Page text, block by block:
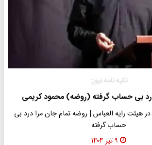
تکیه نامه نیوز:
بی حساب گرفته (روضه) محمود کریمی
هیئت رایه العباس | روضه تمام جان مرا درد بی
حساب گرفته
۹ تیر ۱۴۰۴